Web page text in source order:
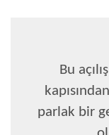
Bu
parlak bir